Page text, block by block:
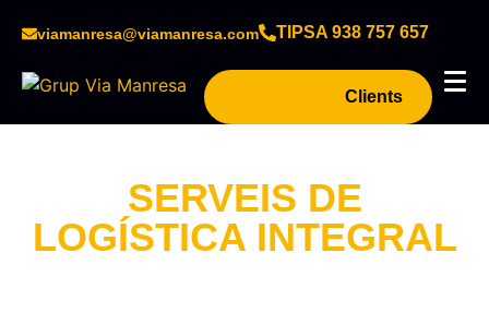
viamanresa@viamanresa.com TIPSA 938 757 657
Clients
SERVEIS DE
LOGÍSTICA INTEGRAL